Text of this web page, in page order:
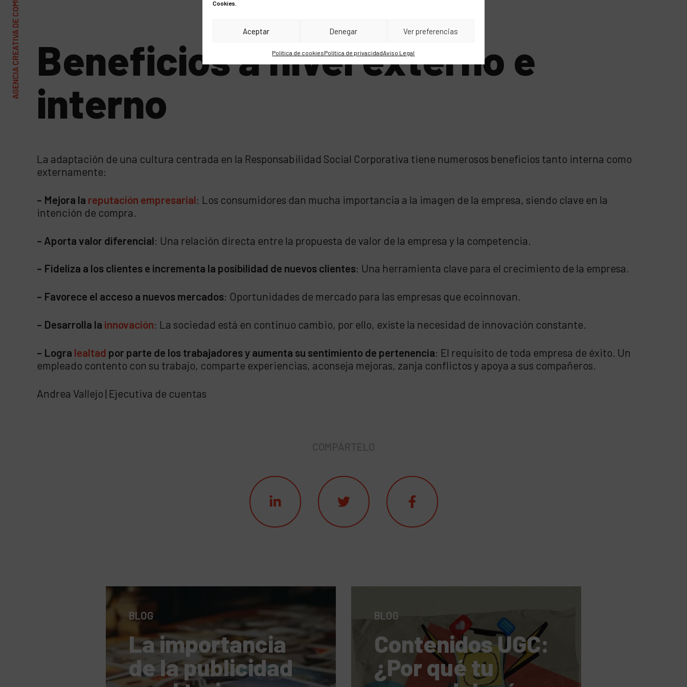
Cookies.
Aceptar Denegar Ver preferencias
Política de cookiesPolítica de privacidadAviso Legal
Beneficios a nivel externo e
interno
La adaptación de una cultura centrada en la Responsabilidad Social Corporativa tiene numerosos beneficios tanto interna como
externamente:
– Mejora la reputación empresarial: Los consumidores dan mucha importancia a la imagen de la empresa, siendo clave en la
intención de compra.
– Aporta valor diferencial: Una relación directa entre la propuesta de valor de la empresa y la competencia.
– Fideliza a los clientes e incrementa la posibilidad de nuevos clientes: Una herramienta clave para el crecimiento de la empresa.
– Favorece el acceso a nuevos mercados: Oportunidades de mercado para las empresas que ecoinnovan.
– Desarrolla la innovación: La sociedad está en continuo cambio, por ello, existe la necesidad de innovación constante.
– Logra lealtad por parte de los trabajadores y aumenta su sentimiento de pertenencia: El requisito de toda empresa de éxito. Un
empleado contento con su trabajo, comparte experiencias, aconseja mejoras, zanja conflictos y apoya a sus compañeros.
Andrea Vallejo | Ejecutiva de cuentas
BLOG
La importancia
de la publicidad
BLOG
Contenidos UGC:
¿Por qué tu